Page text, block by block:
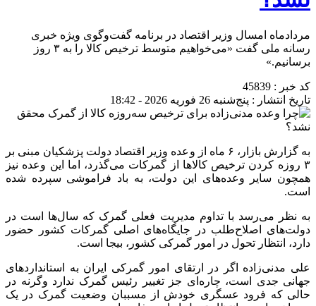
رسانه ملی گفت «می‌خواهیم متوسط ترخیص کالا را به ۳ روز
برسانیم.»
تاریخ انتشار : پنج‌شنبه 26 فوریه 2026 - 18:42
۳ روزه کردن ترخیص کالاها از گمرکات می‌گذرد، اما این وعده نیز
همچون سایر وعده‌های این دولت، به باد فراموشی سپرده شده
است.
دولت‌های اصلاح‌طلب در جایگاه‌های اصلی گمرکات کشور حضور
دارد، انتظار تحول در امور گمرکی کشور، بیجا است.
جهانی جدی است، چاره‌ای جز تغییر رئیس گمرک ندارد وگرنه در
حالی که فرود عسگری خودش از مسببان وضعیت گمرک در یک
دهه اخیر است، انتظار تحول از او بی‌فایده است.